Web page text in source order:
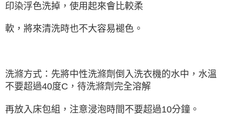
印染浮色洗掉，使用起來會比較柔
軟，將來清洗時也不大容易褪色。
洗滌方式：先將中性洗滌劑倒入洗衣機的水中，水溫
不要超過40度C，待洗滌劑完全溶解
再放入床包組，注意浸泡時間不要超過10分鐘。